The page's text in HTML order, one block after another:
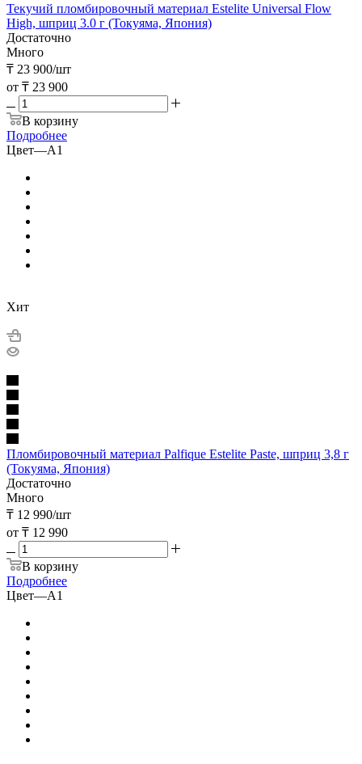
Текучий пломбировочный материал Estelite Universal Flow
High, шприц 3.0 г (Токуяма, Япония)
Достаточно
Много
₸ 23 900/шт
от ₸ 23 900
В корзину
Подробнее
Цвет—A1
Хит
Пломбировочный материал Palfique Estelite Paste, шприц 3,8 г
(Токуяма, Япония)
Достаточно
Много
₸ 12 990/шт
от ₸ 12 990
В корзину
Подробнее
Цвет—A1